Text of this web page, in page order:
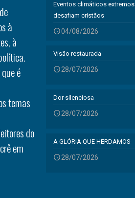
à
à
é
temas
do
em
Eventos climáticos extremos
desafiam cristãos
04/08/2026
Visão restaurada
28/07/2026
Dor silenciosa
28/07/2026
A GLÓRIA QUE HERDAMOS
28/07/2026